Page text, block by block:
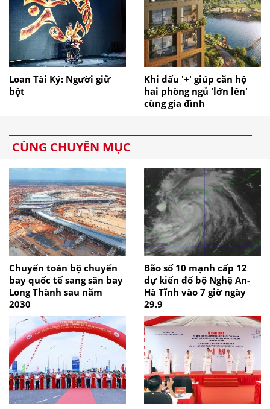
Loan Tài Ký: Người giữ
bột
Khi dấu '+' giúp căn hộ
hai phòng ngủ 'lớn lên'
cùng gia đình
CÙNG CHUYÊN MỤC
Chuyển toàn bộ chuyến
bay quốc tế sang sân bay
Long Thành sau năm
2030
Bão số 10 mạnh cấp 12
dự kiến đổ bộ Nghệ An-
Hà Tĩnh vào 7 giờ ngày
29.9